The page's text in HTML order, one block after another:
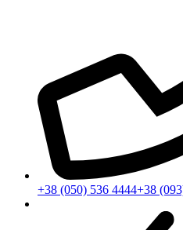
+38 (050) 536 4444+38